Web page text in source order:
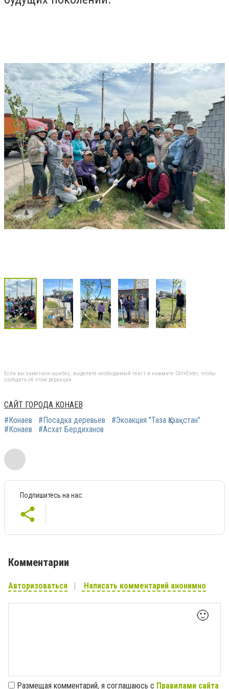
Если вы заметили ошибку, выделите необходимый текст и нажмите Ctrl+Enter, чтобы
сообщить об этом редакции
САЙТ ГОРОДА КОНАЕВ
#Конаев
#Посадка деревьев
#Экоакция "Таза Қазақстан"
#Конаев
#Асхат Бердиханов
Подпишитесь на нас:
Комментарии
Авторизоваться Написать комментарий анонимно
🙂
Размещая комментарий, я соглашаюсь с Правилами сайта